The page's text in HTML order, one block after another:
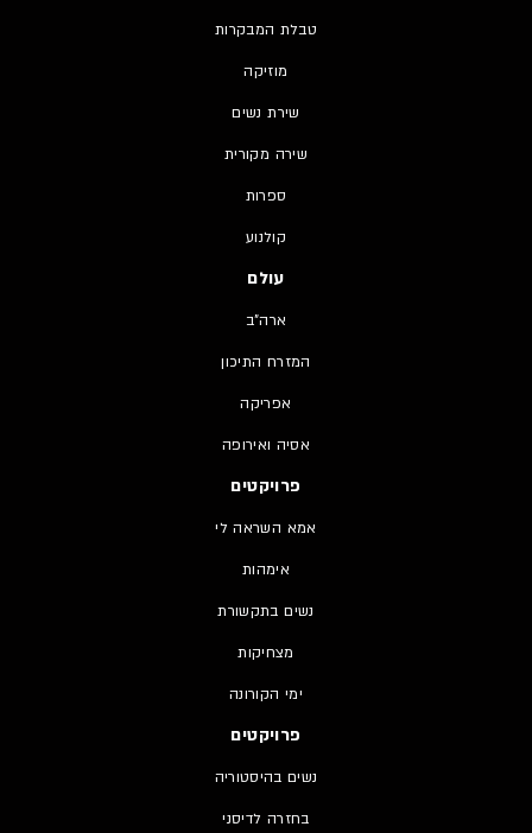
טבלת המבקרות
מוזיקה
שירת נשים
שירה מקורית
ספרות
קולנוע
עולם
ארה"ב
המזרח התיכון
אפריקה
אסיה ואירופה
פרויקטים
אמא השראה לי
אימהות
נשים בתקשורת
מצחיקות
ימי הקורונה
פרויקטים
נשים בהיסטוריה
בחזרה לדיסני